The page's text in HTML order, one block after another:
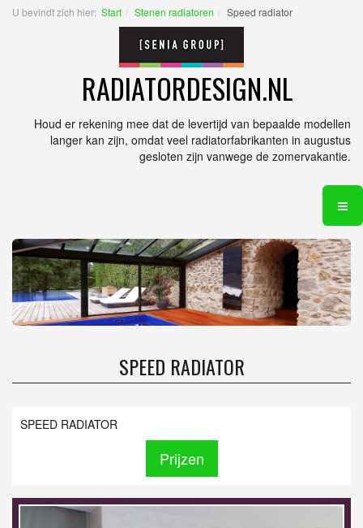
U bevindt zich hier: Start Stenen radiatoren Speed radiator
RADIATORDESIGN.NL
Houd er rekening mee dat de levertijd van bepaalde modellen
langer kan zijn, omdat veel radiatorfabrikanten in augustus
gesloten zijn vanwege de zomervakantie.
SPEED RADIATOR
SPEED RADIATOR
Prijzen